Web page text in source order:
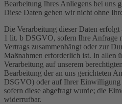
Bearbeitung Ihres Anliegens bei uns
Diese Daten geben wir nicht ohne
Die Verarbeitung dieser Daten
1 lit. b DSGVO, sofern Ihre Anfrage
Vertrags zusammenhängt oder zur
Maßnahmen erforderlich ist. In allen
Verarbeitung auf unserem
Bearbeitung der an uns gerichteten
DSGVO) oder auf Ihrer
sofern diese abgefragt wurde; die
widerrufbar.